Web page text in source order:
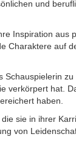
und
Inspiration aus
Charaktere auf
Schauspielerin
verkörpert hat.
haben.
sie in ihrer
von